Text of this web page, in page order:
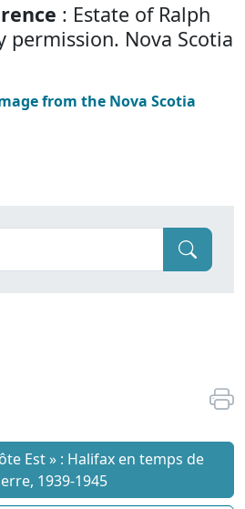
: Estate of Ralph
permission. Nova Scotia
from the Nova Scotia
Est » : Halifax en temps de
1939-1945